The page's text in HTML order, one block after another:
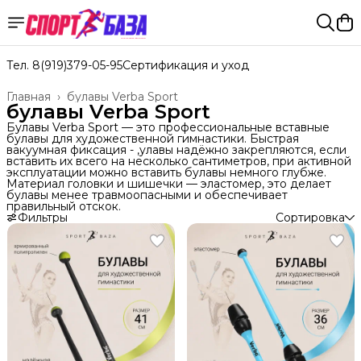
Тел. 8(919)379-05-95Сертификация и уход
булавы Verba Sport
Главная ›
булавы Verba Sport
Булавы Verba Sport — это профессиональные вставные
булавы для художественной гимнастики. Быстрая
вакуумная фиксация - ,улавы надёжно закрепляются, если
вставить их всего на несколько сантиметров, при активной
эксплуатации можно вставить булавы немного глубже.
Материал головки и шишечки — эластомер, это делает
булавы менее травмоопасными и обеспечивает
правильный отскок.
Фильтры Сортировка